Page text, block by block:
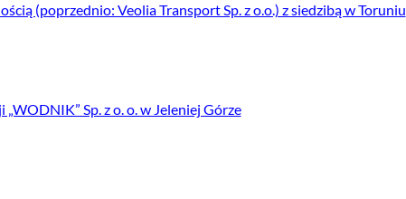
(poprzednio: Veolia Transport Sp. z o.o.) z siedzibą w Toruniu
Sp. z o. o. w Jeleniej Górze